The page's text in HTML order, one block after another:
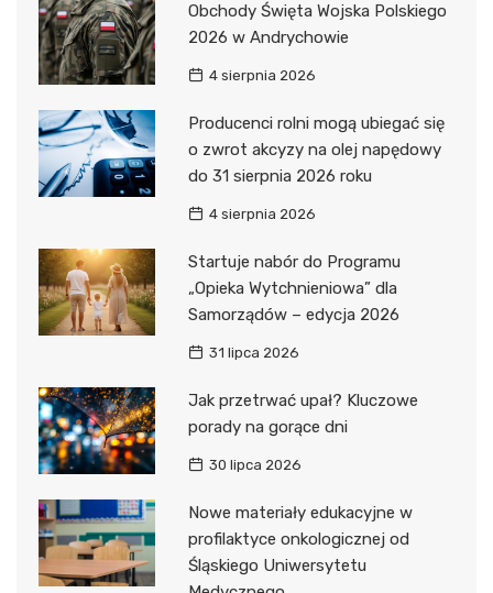
Obchody Święta Wojska Polskiego
2026 w Andrychowie
4 sierpnia 2026
Producenci rolni mogą ubiegać się
o zwrot akcyzy na olej napędowy
do 31 sierpnia 2026 roku
4 sierpnia 2026
Startuje nabór do Programu
„Opieka Wytchnieniowa” dla
Samorządów – edycja 2026
31 lipca 2026
Jak przetrwać upał? Kluczowe
porady na gorące dni
30 lipca 2026
Nowe materiały edukacyjne w
profilaktyce onkologicznej od
Śląskiego Uniwersytetu